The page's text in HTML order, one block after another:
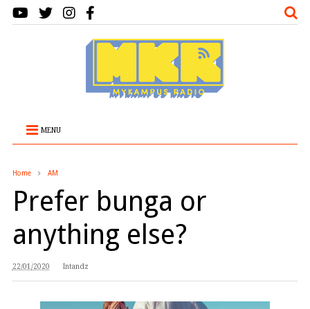
MENU
Home AM
Prefer bunga or
anything else?
22/01/2020 Intandz